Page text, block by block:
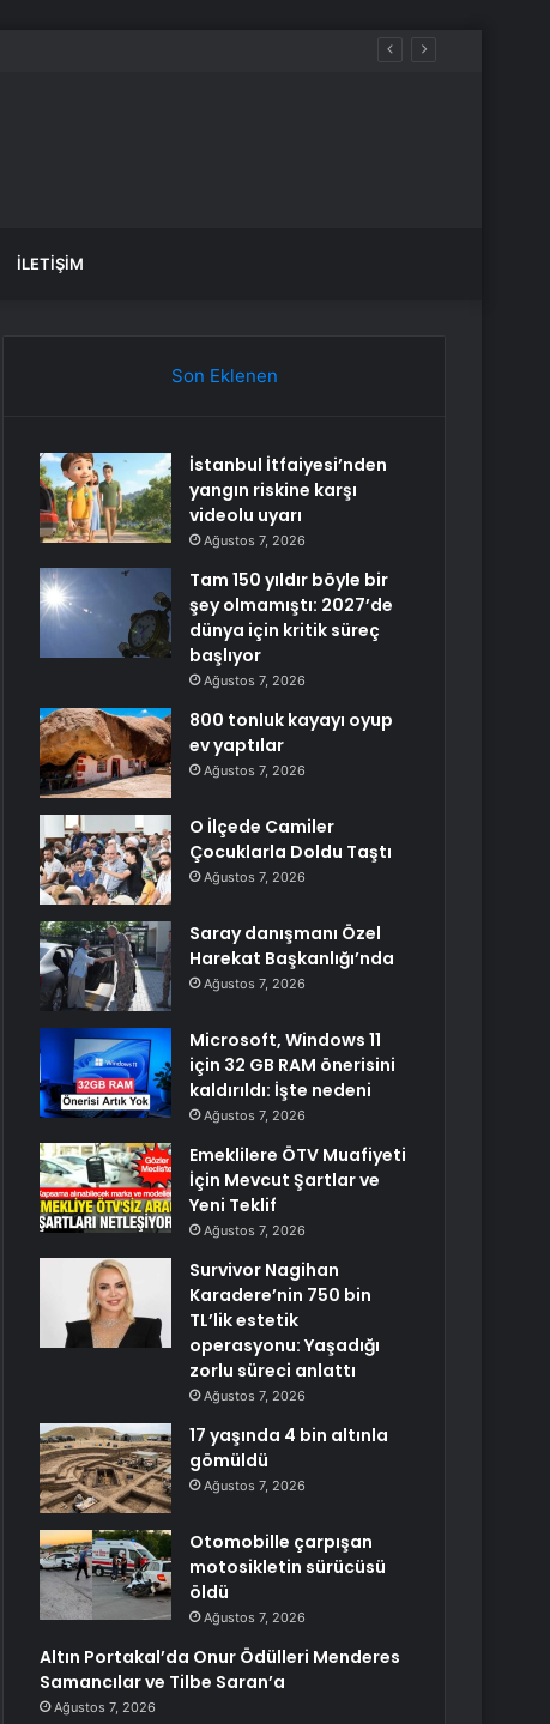
İLETIŞIM
Son Eklenen
İstanbul İtfaiyesi’nden
yangın riskine karşı
videolu uyarı
Ağustos 7, 2026
Tam 150 yıldır böyle bir
şey olmamıştı: 2027’de
dünya için kritik süreç
başlıyor
Ağustos 7, 2026
800 tonluk kayayı oyup
ev yaptılar
Ağustos 7, 2026
O İlçede Camiler
Çocuklarla Doldu Taştı
Ağustos 7, 2026
Saray danışmanı Özel
Harekat Başkanlığı’nda
Ağustos 7, 2026
Microsoft, Windows 11
için 32 GB RAM önerisini
kaldırıldı: İşte nedeni
Ağustos 7, 2026
Emeklilere ÖTV Muafiyeti
İçin Mevcut Şartlar ve
Yeni Teklif
Ağustos 7, 2026
Survivor Nagihan
Karadere’nin 750 bin
TL’lik estetik
operasyonu: Yaşadığı
zorlu süreci anlattı
Ağustos 7, 2026
17 yaşında 4 bin altınla
gömüldü
Ağustos 7, 2026
Otomobille çarpışan
motosikletin sürücüsü
öldü
Ağustos 7, 2026
Altın Portakal’da Onur Ödülleri Menderes
Samancılar ve Tilbe Saran’a
Ağustos 7, 2026